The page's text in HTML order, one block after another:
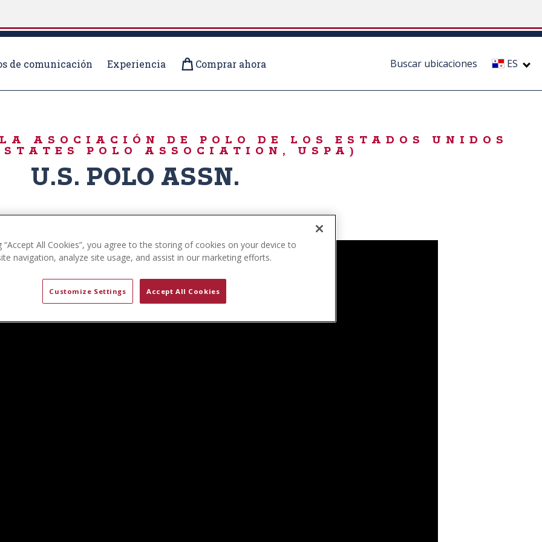
de comunicación Experiencia Comprar ahora Buscar ubicaciones ES
ASOCIACIÓN DE POLO DE LOS ESTADOS UNIDOS
POLO ASSOCIATION, USPA)
U.S. POLO ASSN.
“Accept All Cookies”, you agree to the storing of cookies on your device to
navigation, analyze site usage, and assist in our marketing efforts.
Customize Settings Accept All Cookies